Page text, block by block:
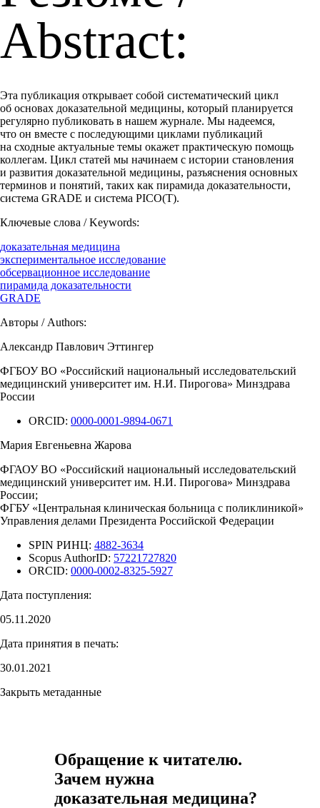
Abstract:
Эта публикация открывает собой систематический цикл
об основах доказательной медицины, который планируется
регулярно публиковать в нашем журнале. Мы надеемся,
что он вместе с последующими циклами публикаций
на сходные актуальные темы окажет практическую помощь
коллегам. Цикл статей мы начинаем с истории становления
и развития доказательной медицины, разъяснения основных
терминов и понятий, таких как пирамида доказательности,
система GRADE и система PICO(T).
Ключевые слова / Keywords:
доказательная медицина
экспериментальное исследование
обсервационное исследование
пирамида доказательности
GRADE
Авторы / Authors:
Александр Павлович Эттингер
ФГБОУ ВО «Российский национальный исследовательский
медицинский университет им. Н.И. Пирогова» Минздрава
России
ORCID: 0000-0001-9894-0671
Мария Евгеньевна Жарова
ФГАОУ ВО «Российский национальный исследовательский
медицинский университет им. Н.И. Пирогова» Минздрава
России;
ФГБУ «Центральная клиническая больница с поликлиникой»
Управления делами Президента Российской Федерации
SPIN РИНЦ: 4882-3634
Scopus AuthorID: 57221727820
ORCID: 0000-0002-8325-5927
Дата поступления:
05.11.2020
Дата принятия в печать:
30.01.2021
Закрыть метаданные
Обращение к читателю.
Зачем нужна
доказательная медицина?